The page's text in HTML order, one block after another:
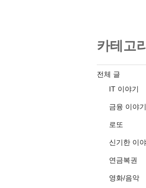
카테고리
전체 글
IT 이야기
금융 이야기
로또
신기한 이
연금복권
영화/음악